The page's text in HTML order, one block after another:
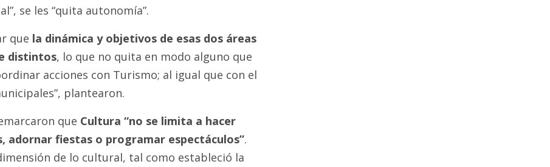
se les “quita autonomía”.
que la dinámica y objetivos de esas dos áreas
distintos, lo que no quita en modo alguno que
acciones con Turismo; al igual que con el
plantearon.
que Cultura “no se limita a hacer
adornar fiestas o programar espectáculos”.
de lo cultural, tal como estableció la